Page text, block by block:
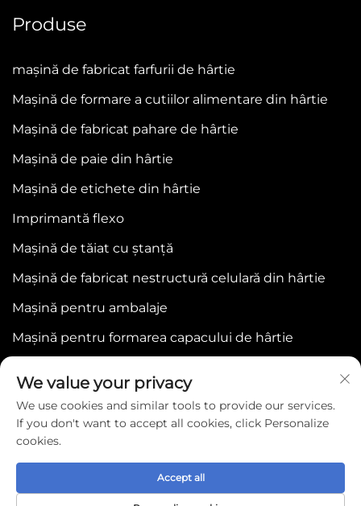
Produse
mașină de fabricat farfurii de hârtie
Mașină de formare a cutiilor alimentare din hârtie
Mașină de fabricat pahare de hârtie
Mașină de paie din hârtie
Mașină de etichete din hârtie
Imprimantă flexo
Mașină de tăiat cu ștanță
Mașină de fabricat nestructură celulară din hârtie
Mașină pentru ambalaje
Mașină pentru formarea capacului de hârtie
MACHINERY CO.,LTD -
Politica de confidențialitate
We value your privacy
We use cookies and similar tools to provide our services.
If you don't want to accept all cookies, click Personalize
cookies.
Accept all